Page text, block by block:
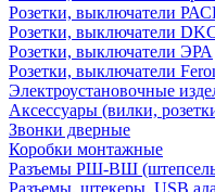
Розетки, выключатели
Розетки, выключатели
Розетки, выключатели ЭРА
Розетки, выключатели
Электроустановочные
Аксессуары (вилки,
Звонки дверные
Коробки монтажные
Разъемы РШ-ВШ
Разъемы, штекеры, USB